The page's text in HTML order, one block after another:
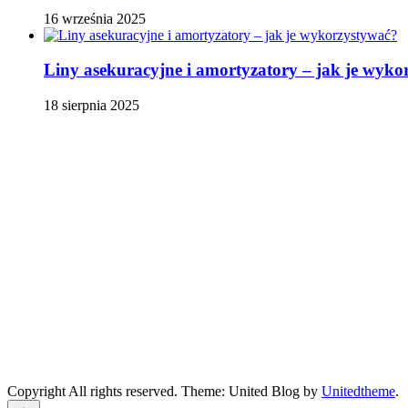
16 września 2025
Liny asekuracyjne i amortyzatory – jak je
18 sierpnia 2025
Copyright All rights reserved. Theme: United Blog by Unitedtheme.